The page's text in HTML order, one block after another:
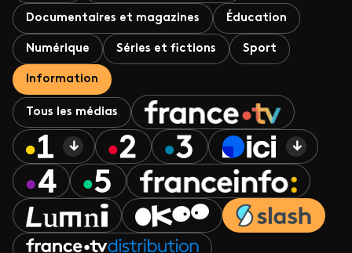
Documentaires et magazines Éducation
Numérique Séries et fictions Sport
Information
Tous les médias